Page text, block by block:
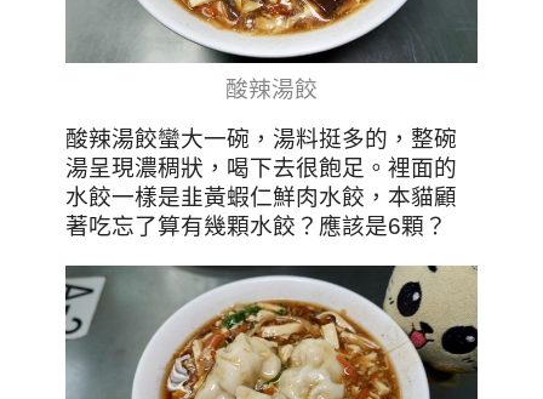
酸辣湯餃
酸辣湯餃蠻大一碗，湯料挺多的，整碗
湯呈現濃稠狀，喝下去很飽足。裡面的
水餃一樣是韭黃蝦仁鮮肉水餃，本貓顧
著吃忘了算有幾顆水餃？應該是6顆？